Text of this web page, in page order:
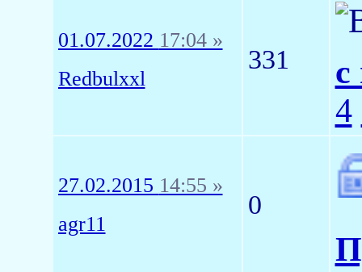
01.07.2022 17:04 »
Redbulxxl
331
с
4
27.02.2015 14:55 »
agr11
0